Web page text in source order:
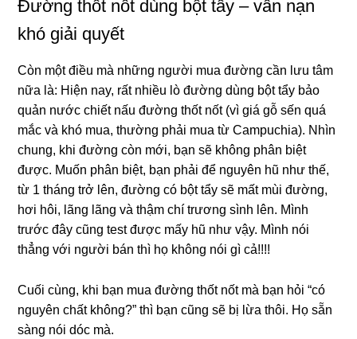
Đường thốt nốt dùng bột tẩy – vấn nạn
khó giải quyết
Còn một điều mà những người mua đường cần lưu tâm
nữa là: Hiện nay, rất nhiều lò đường dùng bột tẩy bảo
quản nước chiết nấu đường thốt nốt (vì giá gỗ sến quá
mắc và khó mua, thường phải mua từ Campuchia). Nhìn
chung, khi đường còn mới, bạn sẽ không phân biệt
được. Muốn phân biệt, bạn phải để nguyên hũ như thế,
từ 1 tháng trở lên, đường có bột tẩy sẽ mất mùi đường,
hơi hôi, lãng lãng và thậm chí trương sình lên. Mình
trước đây cũng test được mấy hũ như vậy. Mình nói
thẳng với người bán thì họ không nói gì cả!!!!
Cuối cùng, khi bạn mua đường thốt nốt mà bạn hỏi “có
nguyên chất không?” thì bạn cũng sẽ bị lừa thôi. Họ sẵn
sàng nói dóc mà.